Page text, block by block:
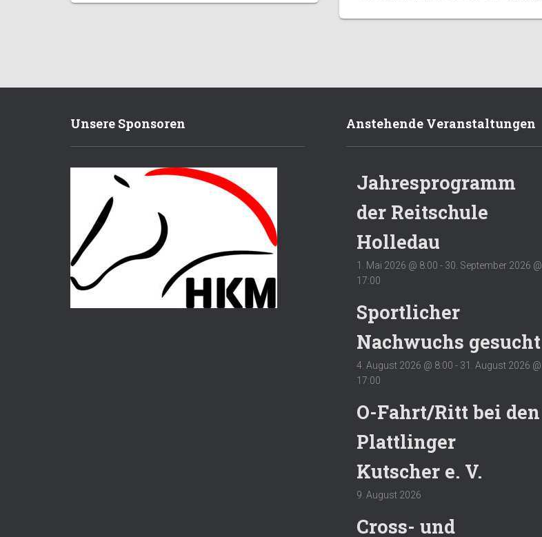
Unsere Sponsoren Anstehende Veranstaltungen
Jahresprogramm
der Reitschule
Holledau
1. Mai 2026 @ 8:00 - 30. September 2026 @
17:00
Sportlicher
Nachwuchs gesucht
4. August 2026 @ 8:00 - 31. August 2026 @
17:00
O-Fahrt/Ritt bei den
Plattlinger
Kutscher e. V.
9. August 2026
Cross- und